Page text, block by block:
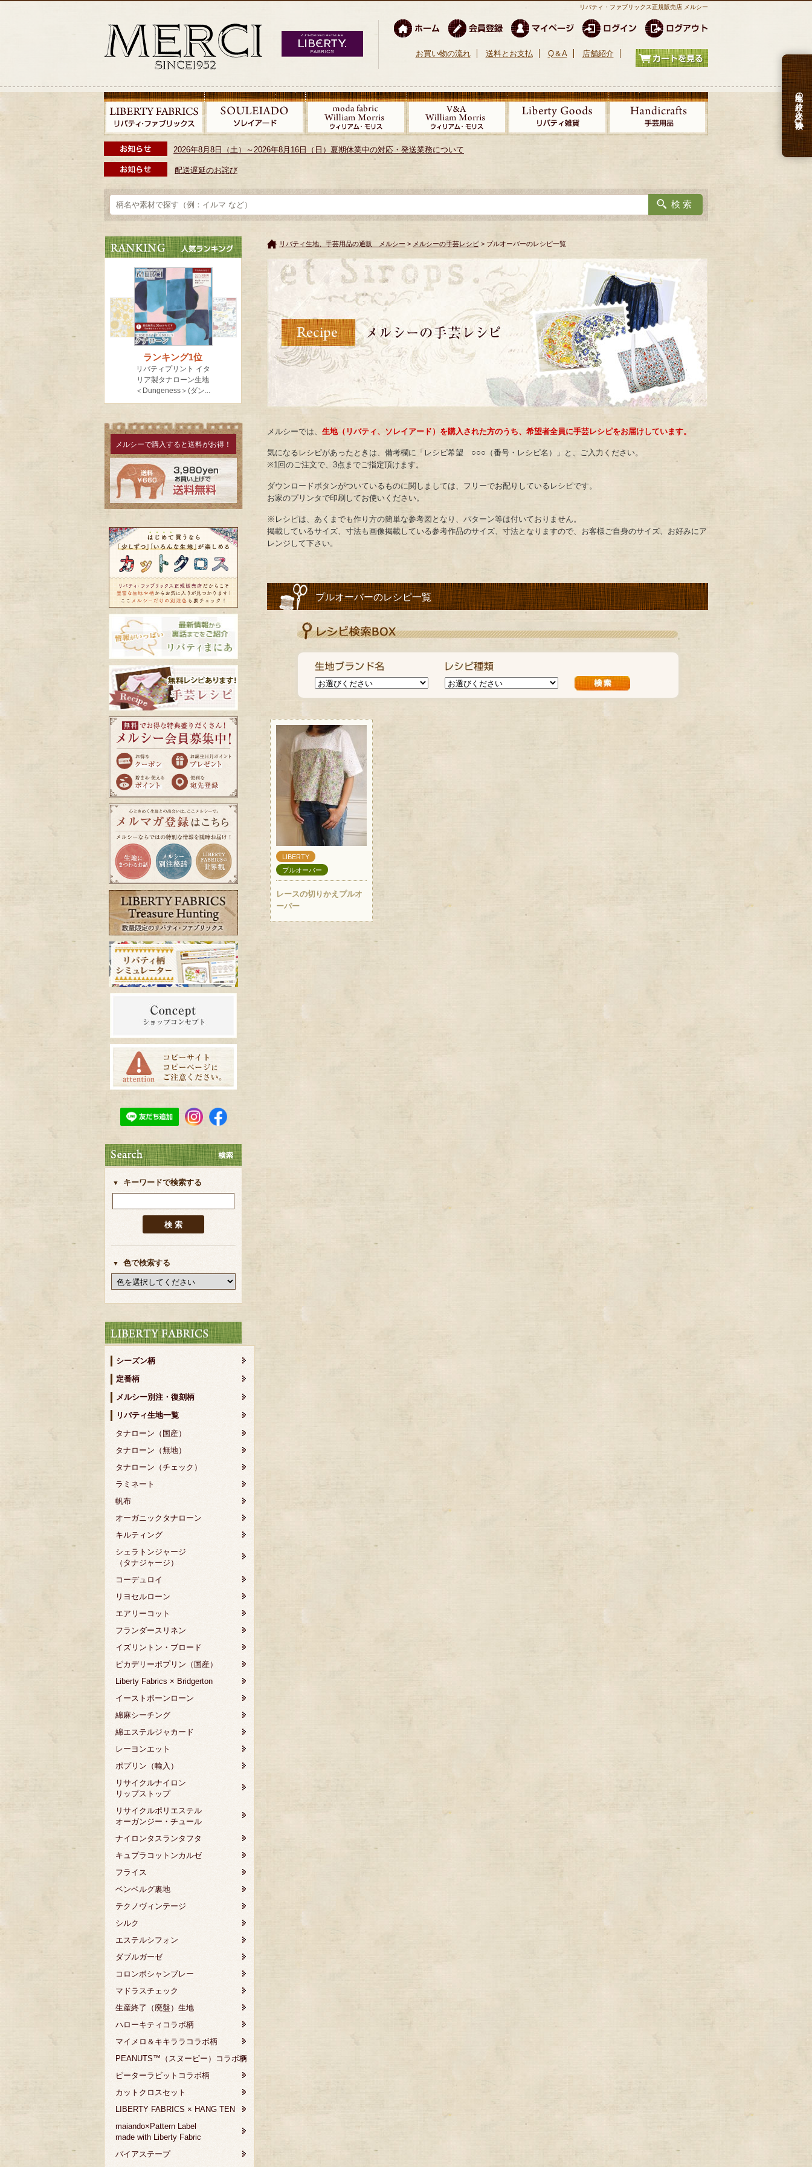
リバティ・ファブリックス正規販売店 メルシー
お買い物の流れ 送料とお支払 Q＆A 店舗紹介
2026年8月8日（土）～2026年8月16日（日）夏期休業中の対応・発送業務について
配送遅延のお詫び
生地の絞り込み検索
メルシーで購入すると送料がお得！
キーワードで検索する
色で検索する
シーズン柄
定番柄
メルシー別注・復刻柄
リバティ生地一覧
タナローン（国産）
タナローン（無地）
タナローン（チェック）
ラミネート
帆布
オーガニックタナローン
キルティング
シェラトンジャージ
（タナジャージ）
コーデュロイ
リヨセルローン
エアリーコット
フランダースリネン
イズリントン・ブロード
ピカデリーポプリン（国産）
Liberty Fabrics × Bridgerton
イーストボーンローン
綿麻シーチング
綿エステルジャカード
レーヨンエット
ポプリン（輸入）
リサイクルナイロン
リップストップ
リサイクルポリエステル
オーガンジー・チュール
ナイロンタスランタフタ
キュプラコットンカルゼ
フライス
ベンベルグ裏地
テクノヴィンテージ
シルク
エステルシフォン
ダブルガーゼ
コロンボシャンブレー
マドラスチェック
生産終了（廃盤）生地
ハローキティコラボ柄
マイメロ＆キキララコラボ柄
PEANUTS™（スヌーピー）コラボ柄
ピーターラビットコラボ柄
カットクロスセット
LIBERTY FABRICS × HANG TEN
maiando×Pattern Label
made with Liberty Fabric
バイアステープ
リバティ生地、手芸用品の通販 メルシー > メルシーの手芸レシピ > プルオーバーのレシピ一覧
メルシーでは、 生地（リバティ、ソレイアード）を購入された方のうち、希望者全員に手芸レシピをお届けしています。
気になるレシピがあったときは、備考欄に「レシピ希望 ○○○（番号・レシピ名）」と、ご入力ください。
※1回のご注文で、3点までご指定頂けます。
ダウンロードボタンがついているものに関しましては、フリーでお配りしているレシピです。
お家のプリンタで印刷してお使いください。
※レシピは、あくまでも作り方の簡単な参考図となり、パターン等は付いておりません。
掲載しているサイズ、寸法も画像掲載している参考作品のサイズ、寸法となりますので、お客様ご自身のサイズ、お好みにア
レンジして下さい。
プルオーバーのレシピ一覧
LIBERTY
プルオーバー
レースの切りかえプルオ
ーバー